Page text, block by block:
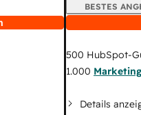
BESTES
500 HubSpot-
1.000
Details